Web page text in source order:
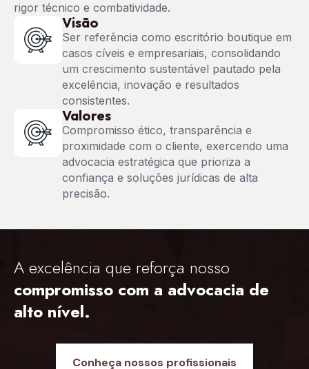
rigor técnico e combatividade.
Visão
Ser referência como escritório boutique em
casos cíveis e empresariais, consolidando
um crescimento sustentável pautado pela
excelência, inovação e resultados
consistentes.
Valores
Compromisso ético, transparência e
proximidade com o cliente, exercendo uma
advocacia estratégica que prioriza a
confiança e soluções jurídicas de alta
precisão.
A excelência que reforça nosso
compromisso com a advocacia de
alto nível.
Conheça nossos profissionais